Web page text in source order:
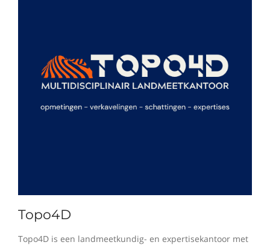
Topo4D
Topo4D is een landmeetkundig- en expertisekantoor met